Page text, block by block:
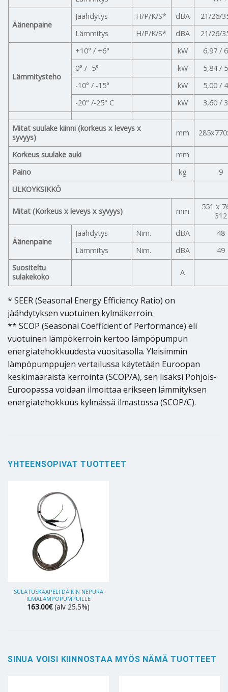
Äänenpaine
Jäähdytys H/P/K/S* dBA
21/26/
Lämmitys
H/P/K/S* dBA 21/26/
Lämmitysteho
+10° / +6° kW
6,97 /
0° / -5°
kW
5,84 /
-10° / -15°
kW
5,00 /
-20° /-25° C
kW 3,60 /
Mitat suulake kiinni (korkeus x leveys x
syvyys)
mm
Korkeus suulake auki
mm
Paino
kg
9
ULKOYKSIKKÖ
Mitat (Korkeus x leveys x syvyys) mm
551 x
312
Äänenpaine
Jäähdytys Nim. dBA
48
Lämmitys
Nim. dBA
49
Suositeltu
sulakekoko
A
* SEER (Seasonal Energy Efficiency Ratio) on
jäähdytyksen vuotuinen kylmäkerroin.
** SCOP (Seasonal Coefficient of Performance) eli
vuotuinen lämpökerroin kertoo lämpöpumpun
energiatehokkuudesta vuositasolla. Yleisimmin
lämpöpumppujen vertailussa käytetään Euroopan
keskimääräistä kerrointa (SCOP/A), sen lisäksi Pohjois-
Euroopassa voidaan ilmoittaa erikseen lämmityksen
energiatehokkuus kylmässä ilmastossa (SCOP/C).
YHTEENSOPIVAT TUOTTEET
SULATUSKAAPELI DAIKIN NEPURA
ILMALÄMPÖPUMPUILLE
163.00€ (alv 25.5%)
SINUA VOISI KIINNOSTAA MYÖS NÄMÄ TUOTTEET